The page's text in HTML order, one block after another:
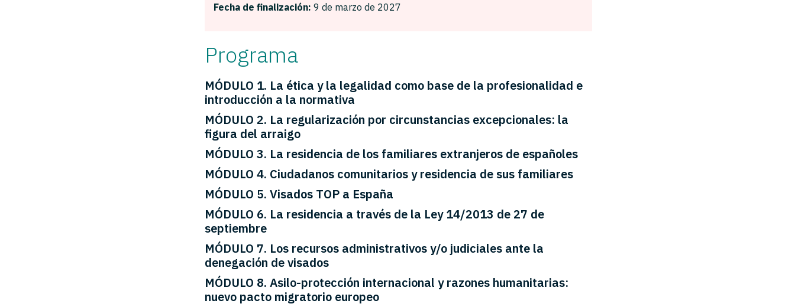
Fecha de finalización: 9 de marzo de 2027
Programa
MÓDULO 1. La ética y la legalidad como base de la profesionalidad e
introducción a la normativa
MÓDULO 2. La regularización por circunstancias excepcionales: la
figura del arraigo
MÓDULO 3. La residencia de los familiares extranjeros de españoles
MÓDULO 4. Ciudadanos comunitarios y residencia de sus familiares
MÓDULO 5. Visados TOP a España
MÓDULO 6. La residencia a través de la Ley 14/2013 de 27 de
septiembre
MÓDULO 7. Los recursos administrativos y/o judiciales ante la
denegación de visados
MÓDULO 8. Asilo-protección internacional y razones humanitarias:
nuevo pacto migratorio europeo